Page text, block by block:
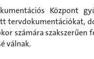
Központ
tervdokumentációkat,
számára szakszerűen
válnak.